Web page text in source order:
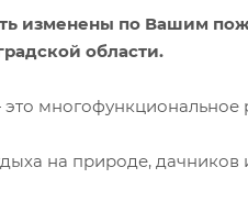
изменены по Вашим
области.
на природе,